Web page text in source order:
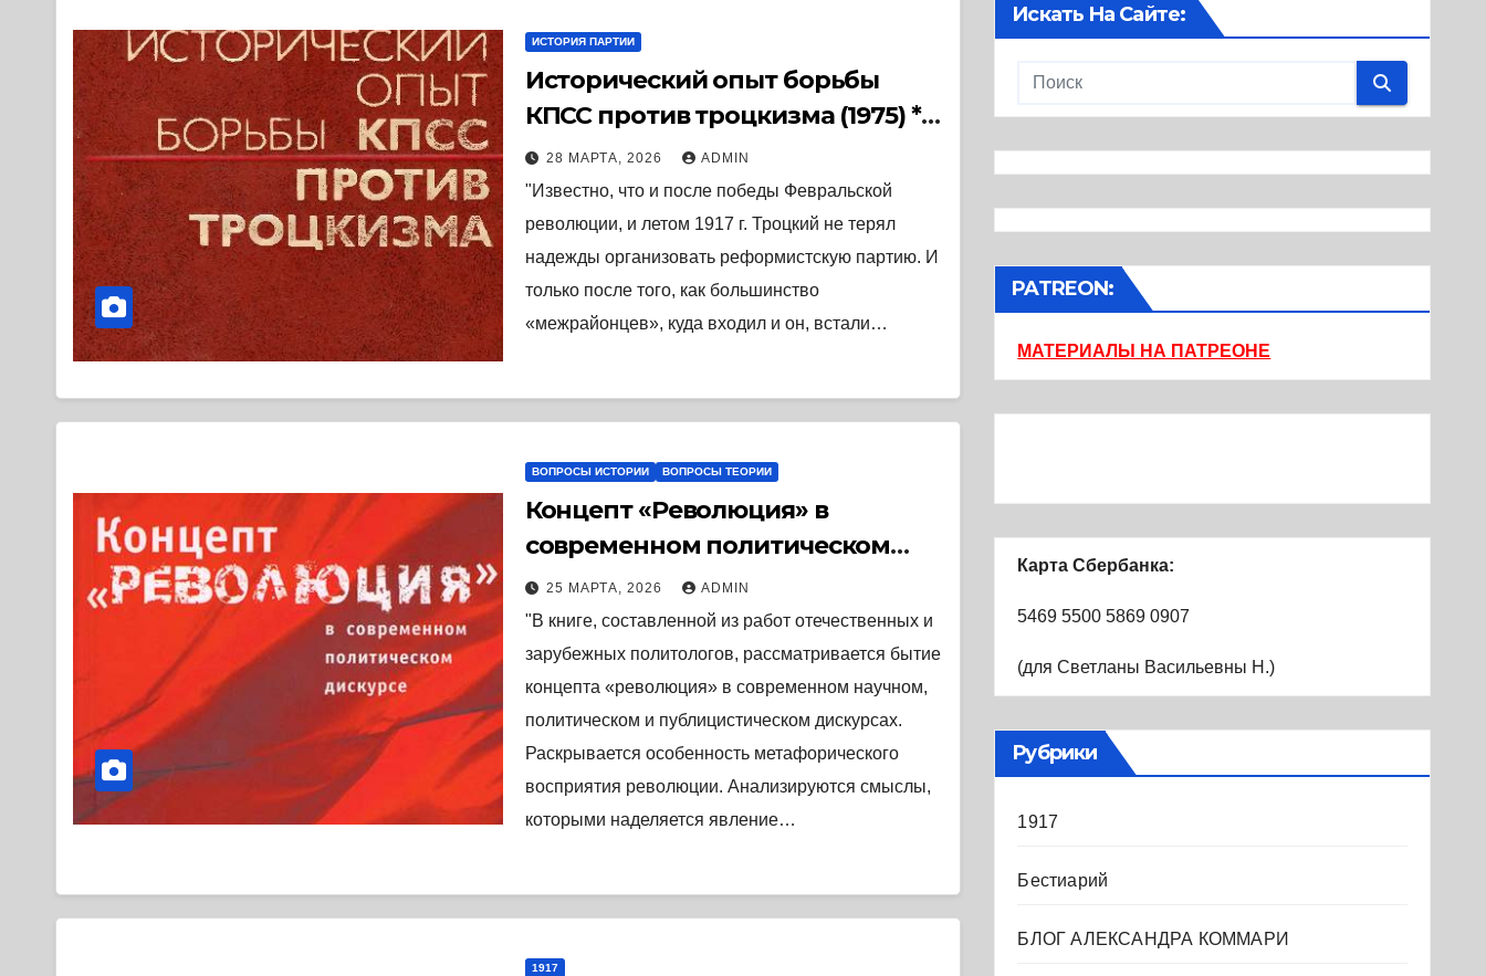
ИСТОРИЯ ПАРТИИ
Исторический опыт борьбы
КПСС против троцкизма (1975) *
Книга
28 МАРТА, 2026 ADMIN
"Известно, что и после победы Февральской
революции, и летом 1917 г. Троцкий не терял
надежды организовать реформистскую партию. И
только после того, как большинство
«межрайонцев», куда входил и он, встали…
ВОПРОСЫ ИСТОРИИ ВОПРОСЫ ТЕОРИИ
Концепт «Революция» в
современном политическом
дискурсе (2008) * Книга
25 МАРТА, 2026 ADMIN
"В книге, составленной из работ отечественных и
зарубежных политологов, рассматривается бытие
концепта «революция» в современном научном,
политическом и публицистическом дискурсах.
Раскрывается особенность метафорического
восприятия революции. Анализируются смыслы,
которыми наделяется явление…
1917
Искать На Сайте:
PATREON:
МАТЕРИАЛЫ НА ПАТРЕОНЕ
Карта Сбербанка:
5469 5500 5869 0907
(для Светланы Васильевны Н.)
Рубрики
1917
Бестиарий
БЛОГ АЛЕКСАНДРА КОММАРИ